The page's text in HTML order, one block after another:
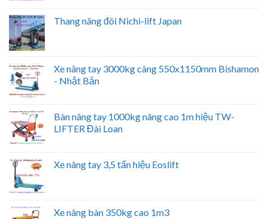
Thang nâng đôi Nichi-lift Japan
Xe nâng tay 3000kg càng 550x1150mm Bishamon
- Nhật Bản
Bàn nâng tay 1000kg nâng cao 1m hiệu TW-
LIFTER Đài Loan
Xe nâng tay 3,5 tấn hiệu Eoslift
Xe nâng bàn 350kg cao 1m3